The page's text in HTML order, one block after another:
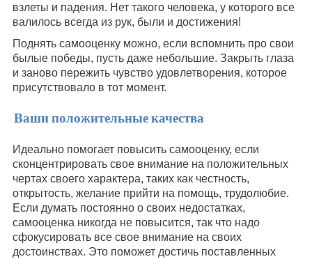
взлеты и падения. Нет такого человека, у которого все
валилось всегда из рук, были и достижения!
Поднять самооценку можно, если вспомнить про свои
былые победы, пусть даже небольшие. Закрыть глаза
и заново пережить чувство удовлетворения, которое
присутствовало в тот момент.
Ваши положительные качества
Идеально помогает повысить самооценку, если
сконцентрировать свое внимание на положительных
чертах своего характера, таких как честность,
открытость, желание прийти на помощь, трудолюбие.
Если думать постоянно о своих недостатках,
самооценка никогда не повысится, так что надо
сфокусировать все свое внимание на своих
достоинствах. Это поможет достичь поставленных